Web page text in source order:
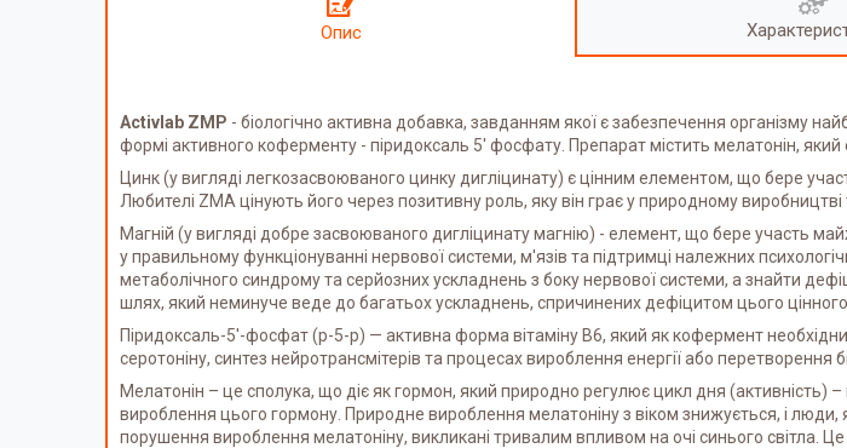
Опис
Activlab ZMP - біологічно активна добавка, завданням якої є забезпечення організму
формі активного коферменту - піридоксаль 5' фосфату. Препарат містить мелатонін, який
Цинк (у вигляді легкозасвоюваного цинку дигліцинату) є цінним елементом, що бере
Любителі ZMA цінують його через позитивну роль, яку він грає у природному виробництві
Магній (у вигляді добре засвоюваного дигліцинату магнію) - елемент, що бере участь
у правильному функціонуванні нервової системи, м'язів та підтримці належних
метаболічного синдрому та серйозних ускладнень з боку нервової системи, а знайти
шлях, який неминуче веде до багатьох ускладнень, спричинених дефіцитом цього
Піридоксаль-5'-фосфат (р-5-р) — активна форма вітаміну В6, який як кофермент
серотоніну, синтез нейротрансмітерів та процесах вироблення енергії або перетворення
Мелатонін – це сполука, що діє як гормон, який природно регулює цикл дня
вироблення цього гормону. Природне вироблення мелатоніну з віком знижується, і
порушення вироблення мелатоніну, викликані тривалим впливом на очі синього світла.